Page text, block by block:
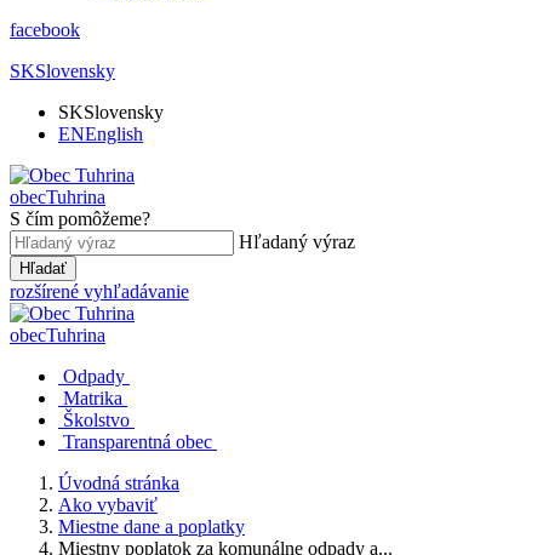
facebook
SKSlovensky
SKSlovensky
ENEnglish
obecTuhrina
S čím pomôžeme?
Hľadaný výraz
Hľadať
rozšírené vyhľadávanie
obecTuhrina
Odpady
Matrika
Školstvo
Transparentná obec
Úvodná stránka
Ako vybaviť
Miestne dane a poplatky
Miestny poplatok za komunálne odpady a...